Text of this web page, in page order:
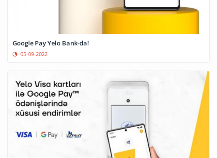
Google Pay Yelo Bank-da!
05-09-2022